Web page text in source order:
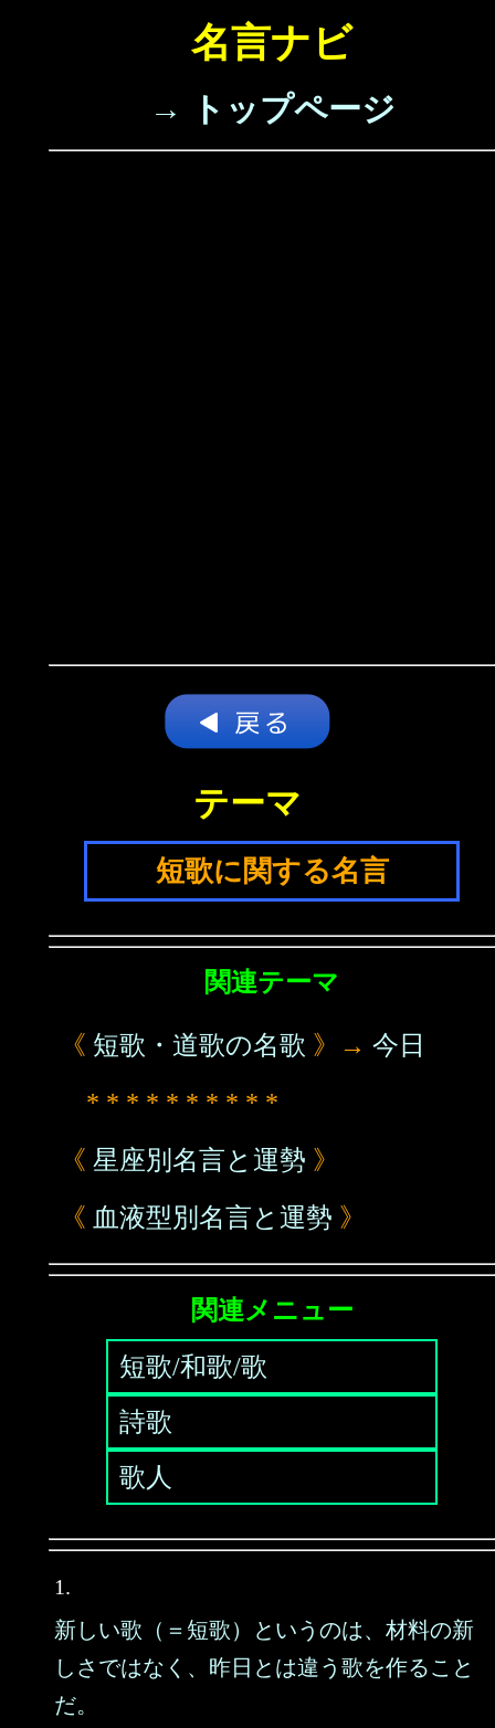
名言ナビ
→ トップページ
テーマ
短歌に関する名言
関連テーマ
《 短歌・道歌の名歌 》→ 今日
* * * * * * * * * *
《 星座別名言と運勢 》
《 血液型別名言と運勢 》
関連メニュー
短歌/和歌/歌
詩歌
歌人
1.
新しい歌（＝短歌）というのは、材料の新
しさではなく、昨日とは違う歌を作ること
だ。